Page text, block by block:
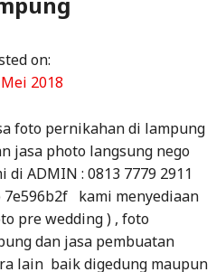
on:
2018
foto pernikahan di lampung
jasa photo langsung nego
ADMIN : 0813 7779 2911
kami menyediaan
pre wedding ) , foto
dan jasa pembuatan
lain baik digedung maupun